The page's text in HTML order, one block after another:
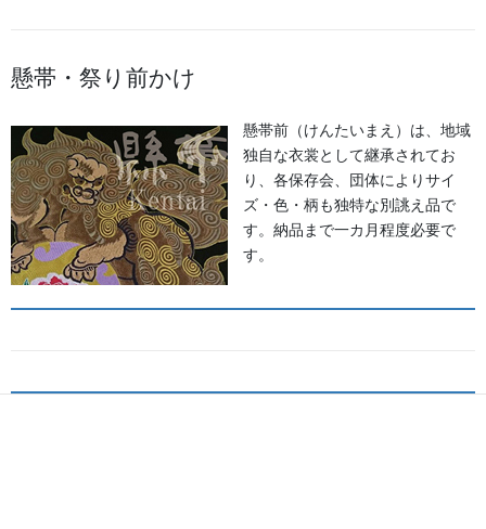
懸帯・祭り前かけ
懸帯前（けんたいまえ）は、地域
独自な衣裳として継承されてお
り、各保存会、団体によりサイ
ズ・色・柄も独特な別誂え品で
す。納品まで一カ月程度必要で
す。